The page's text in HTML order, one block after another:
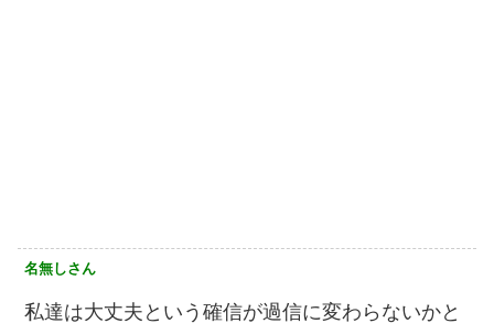
名無しさん
私達は大丈夫という確信が過信に変わらないかと